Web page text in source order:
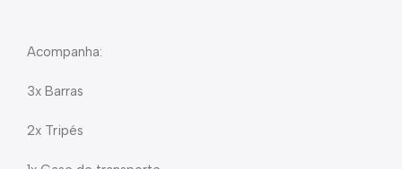
Acompanha:
3x Barras
2x Tripés